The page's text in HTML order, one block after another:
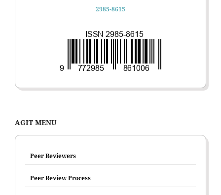
2985-8615
AGIT MENU
Peer Reviewers
Peer Review Process